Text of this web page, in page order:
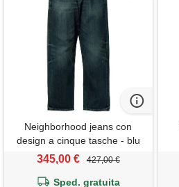
Neighborhood jeans con
design a cinque tasche - blu
345,00 € 427,00 €
Sped. gratuita